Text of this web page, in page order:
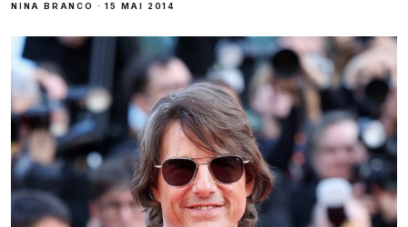
NINA BRANCO ·15 MAI 2014